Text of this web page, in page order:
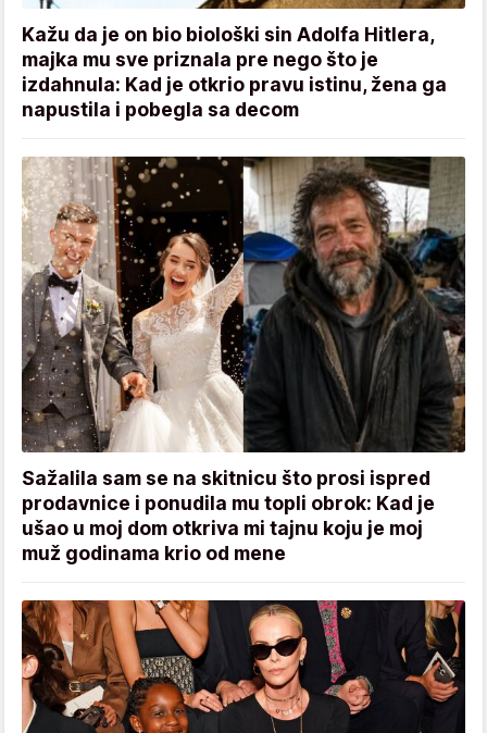
Kažu da je on bio biološki sin Adolfa Hitlera,
majka mu sve priznala pre nego što je
izdahnula: Kad je otkrio pravu istinu, žena ga
napustila i pobegla sa decom
Sažalila sam se na skitnicu što prosi ispred
prodavnice i ponudila mu topli obrok: Kad je
ušao u moj dom otkriva mi tajnu koju je moj
muž godinama krio od mene